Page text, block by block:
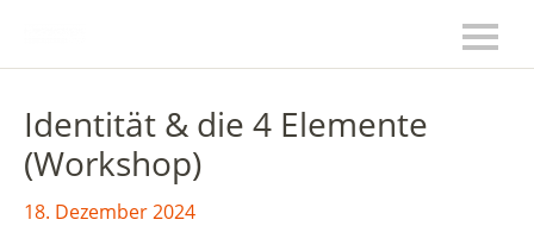
Identität & die 4 Elemente
(Workshop)
18. Dezember 2024